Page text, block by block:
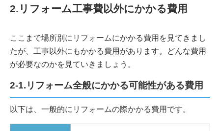
2.リフォーム工事費以外にかかる費用
ここまで場所別にリフォームにかかる費用を見てきまし
たが、工事以外にもかかる費用があります。どんな費用
が必要なのかを見ていきましょう。
2-1.リフォーム全般にかかる可能性がある費用
以下は、一般的にリフォームの際かかる費用です。